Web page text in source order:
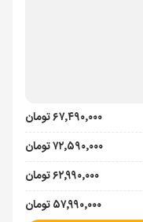
۶۷٬۴۹۰٬۰۰۰ تومان
۷۲٬۵۹۰٬۰۰۰ تومان
۶۲٬۹۹۰٬۰۰۰ تومان
۵۷٬۹۹۰٬۰۰۰ تومان